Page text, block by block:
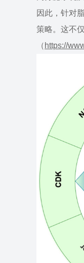
因此，针对
策略。这不
（ https://